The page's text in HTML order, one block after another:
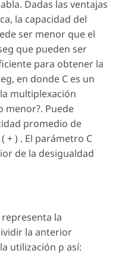
Dadas las ventajas
la capacidad del
ser menor que el
que pueden ser
para obtener la
en donde C es un
multiplexación
menor?. Puede
promedio de
+ ) . El parámetro C
de la desigualdad
la
la anterior
utilización ρ así: